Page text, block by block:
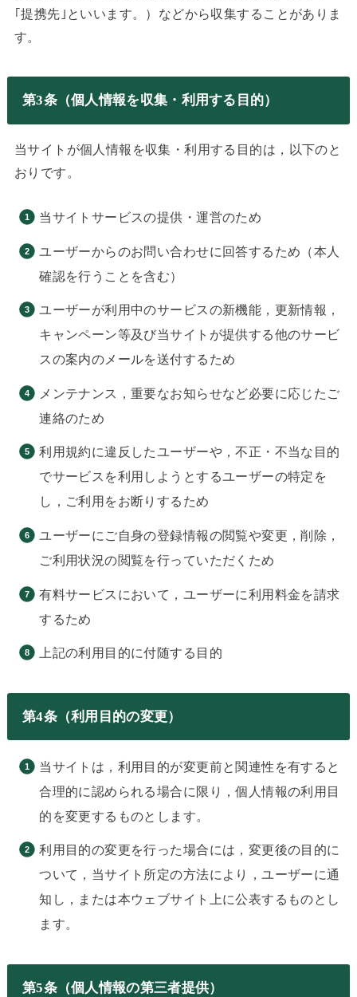
｢提携先｣といいます。）などから収集することがありま
す。
第3条（個人情報を収集・利用する目的）
当サイトが個人情報を収集・利用する目的は，以下のと
おりです。
当サイトサービスの提供・運営のため
ユーザーからのお問い合わせに回答するため（本人
確認を行うことを含む）
ユーザーが利用中のサービスの新機能，更新情報，
キャンペーン等及び当サイトが提供する他のサービ
スの案内のメールを送付するため
メンテナンス，重要なお知らせなど必要に応じたご
連絡のため
利用規約に違反したユーザーや，不正・不当な目的
でサービスを利用しようとするユーザーの特定を
し，ご利用をお断りするため
ユーザーにご自身の登録情報の閲覧や変更，削除，
ご利用状況の閲覧を行っていただくため
有料サービスにおいて，ユーザーに利用料金を請求
するため
上記の利用目的に付随する目的
第4条（利用目的の変更）
当サイトは，利用目的が変更前と関連性を有すると
合理的に認められる場合に限り，個人情報の利用目
的を変更するものとします。
利用目的の変更を行った場合には，変更後の目的に
ついて，当サイト所定の方法により，ユーザーに通
知し，または本ウェブサイト上に公表するものとし
ます。
第5条（個人情報の第三者提供）